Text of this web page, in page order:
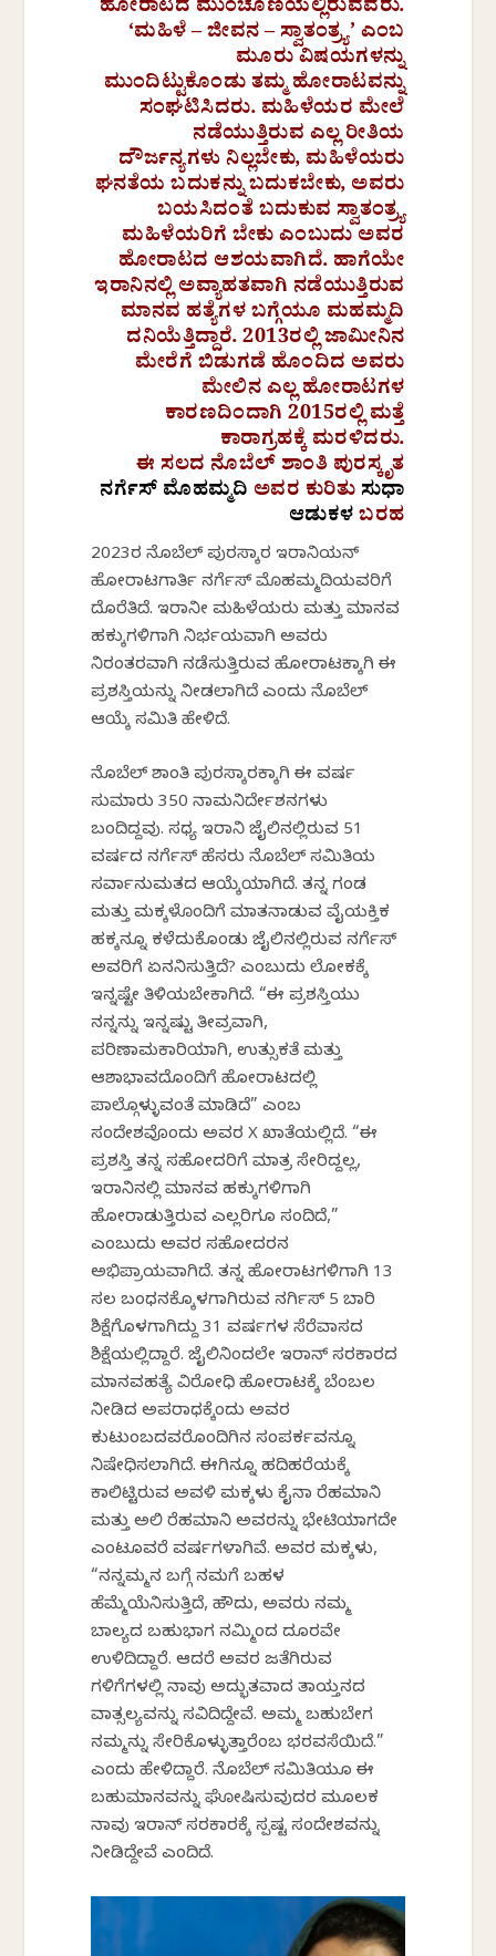
ಹೋರಾಟದ ಮುಂಚೂಣಿಯಲ್ಲಿರುವವರು.
‘ಮಹಿಳೆ – ಜೀವನ – ಸ್ವಾತಂತ್ರ್ಯ’ ಎಂಬ
ಮೂರು ವಿಷಯಗಳನ್ನು
ಮುಂದಿಟ್ಟುಕೊಂಡು ತಮ್ಮ ಹೋರಾಟವನ್ನು
ಸಂಘಟಿಸಿದರು. ಮಹಿಳೆಯರ ಮೇಲೆ
ನಡೆಯುತ್ತಿರುವ ಎಲ್ಲ ರೀತಿಯ
ದೌರ್ಜನ್ಯಗಳು ನಿಲ್ಲಬೇಕು, ಮಹಿಳೆಯರು
ಘನತೆಯ ಬದುಕನ್ನು ಬದುಕಬೇಕು, ಅವರು
ಬಯಸಿದಂತೆ ಬದುಕುವ ಸ್ವಾತಂತ್ರ್ಯ
ಮಹಿಳೆಯರಿಗೆ ಬೇಕು ಎಂಬುದು ಅವರ
ಹೋರಾಟದ ಆಶಯವಾಗಿದೆ. ಹಾಗೆಯೇ
ಇರಾನಿನಲ್ಲಿ ಅವ್ಯಾಹತವಾಗಿ ನಡೆಯುತ್ತಿರುವ
ಮಾನವ ಹತ್ಯೆಗಳ ಬಗ್ಗೆಯೂ ಮಹಮ್ಮದಿ
ದನಿಯೆತ್ತಿದ್ದಾರೆ. 2013ರಲ್ಲಿ ಜಾಮೀನಿನ
ಮೇರೆಗೆ ಬಿಡುಗಡೆ ಹೊಂದಿದ ಅವರು
ಮೇಲಿನ ಎಲ್ಲ ಹೋರಾಟಗಳ
ಕಾರಣದಿಂದಾಗಿ 2015ರಲ್ಲಿ ಮತ್ತೆ
ಕಾರಾಗ್ರಹಕ್ಕೆ ಮರಳಿದರು.
ಈ ಸಲದ ನೊಬೆಲ್‌ ಶಾಂತಿ ಪುರಸ್ಕೃತ
ನರ್ಗೆಸ್‌ ಮೊಹಮ್ಮದಿ ಅವರ ಕುರಿತುಸುಧಾ
ಆಡುಕಳಬರಹ
2023ರ ನೊಬೆಲ್ ಪುರಸ್ಕಾರ ಇರಾನಿಯನ್
ಹೋರಾಟಗಾರ್ತಿ ನರ್ಗೆಸ್ ಮೊಹಮ್ಮದಿಯವರಿಗೆ
ದೊರೆತಿದೆ. ಇರಾನೀ ಮಹಿಳೆಯರು ಮತ್ತು ಮಾನವ
ಹಕ್ಕುಗಳಿಗಾಗಿ ನಿರ್ಭಯವಾಗಿ ಅವರು
ನಿರಂತರವಾಗಿ ನಡೆಸುತ್ತಿರುವ ಹೋರಾಟಕ್ಕಾಗಿ ಈ
ಪ್ರಶಸ್ತಿಯನ್ನು ನೀಡಲಾಗಿದೆ ಎಂದು ನೊಬೆಲ್
ಆಯ್ಕೆ ಸಮಿತಿ ಹೇಳಿದೆ.
ನೊಬೆಲ್ ಶಾಂತಿ ಪುರಸ್ಕಾರಕ್ಕಾಗಿ ಈ ವರ್ಷ
ಸುಮಾರು 350 ನಾಮನಿರ್ದೇಶನಗಳು
ಬಂದಿದ್ದವು. ಸಧ್ಯ ಇರಾನಿ ಜೈಲಿನಲ್ಲಿರುವ 51
ವರ್ಷದ ನರ್ಗೆಸ್ ಹೆಸರು ನೊಬೆಲ್ ಸಮಿತಿಯ
ಸರ್ವಾನುಮತದ ಆಯ್ಕೆಯಾಗಿದೆ. ತನ್ನ ಗಂಡ
ಮತ್ತು ಮಕ್ಕಳೊಂದಿಗೆ ಮಾತನಾಡುವ ವೈಯಕ್ತಿಕ
ಹಕ್ಕನ್ನೂ ಕಳೆದುಕೊಂಡು ಜೈಲಿನಲ್ಲಿರುವ ನರ್ಗೆಸ್
ಅವರಿಗೆ ಏನನಿಸುತ್ತಿದೆ? ಎಂಬುದು ಲೋಕಕ್ಕೆ
ಇನ್ನಷ್ಟೇ ತಿಳಿಯಬೇಕಾಗಿದೆ. “ಈ ಪ್ರಶಸ್ತಿಯು
ನನ್ನನ್ನು ಇನ್ನಷ್ಟು ತೀವ್ರವಾಗಿ,
ಪರಿಣಾಮಕಾರಿಯಾಗಿ, ಉತ್ಸುಕತೆ ಮತ್ತು
ಆಶಾಭಾವದೊಂದಿಗೆ ಹೋರಾಟದಲ್ಲಿ
ಪಾಲ್ಗೊಳ್ಳುವಂತೆ ಮಾಡಿದೆ” ಎಂಬ
ಸಂದೇಶವೊಂದು ಅವರ X ಖಾತೆಯಲ್ಲಿದೆ. “ಈ
ಪ್ರಶಸ್ತಿ ತನ್ನ ಸಹೋದರಿಗೆ ಮಾತ್ರ ಸೇರಿದ್ದಲ್ಲ,
ಇರಾನಿನಲ್ಲಿ ಮಾನವ ಹಕ್ಕುಗಳಿಗಾಗಿ
ಹೋರಾಡುತ್ತಿರುವ ಎಲ್ಲರಿಗೂ ಸಂದಿದೆ,”
ಎಂಬುದು ಅವರ ಸಹೋದರನ
ಅಭಿಪ್ರಾಯವಾಗಿದೆ. ತನ್ನ ಹೋರಾಟಗಳಿಗಾಗಿ 13
ಸಲ ಬಂಧನಕ್ಕೊಳಗಾಗಿರುವ ನರ್ಗಿಸ್ 5 ಬಾರಿ
ಶಿಕ್ಷೆಗೊಳಗಾಗಿದ್ದು 31 ವರ್ಷಗಳ ಸೆರೆವಾಸದ
ಶಿಕ್ಷೆಯಲ್ಲಿದ್ದಾರೆ. ಜೈಲಿನಿಂದಲೇ ಇರಾನ್ ಸರಕಾರದ
ಮಾನವಹತ್ಯೆ ವಿರೋಧಿ ಹೋರಾಟಕ್ಕೆ ಬೆಂಬಲ
ನೀಡಿದ ಅಪರಾಧಕ್ಕೆಂದು ಅವರ
ಕುಟುಂಬದವರೊಂದಿಗಿನ ಸಂಪರ್ಕವನ್ನೂ
ನಿಷೇಧಿಸಲಾಗಿದೆ. ಈಗಿನ್ನೂ ಹದಿಹರೆಯಕ್ಕೆ
ಕಾಲಿಟ್ಟಿರುವ ಅವಳಿ ಮಕ್ಕಳು ಕೈನಾ ರೆಹಮಾನಿ
ಮತ್ತು ಅಲಿ ರೆಹಮಾನಿ ಅವರನ್ನು ಭೇಟಿಯಾಗದೇ
ಎಂಟೂವರೆ ವರ್ಷಗಳಾಗಿವೆ. ಅವರ ಮಕ್ಕಳು,
“ನನ್ನಮ್ಮನ ಬಗ್ಗೆ ನಮಗೆ ಬಹಳ
ಹೆಮ್ಮೆಯೆನಿಸುತ್ತಿದೆ, ಹೌದು, ಅವರು ನಮ್ಮ
ಬಾಲ್ಯದ ಬಹುಭಾಗ ನಮ್ಮಿಂದ ದೂರವೇ
ಉಳಿದಿದ್ದಾರೆ. ಆದರೆ ಅವರ ಜತೆಗಿರುವ
ಗಳಿಗೆಗಳಲ್ಲಿ ನಾವು ಅದ್ಭುತವಾದ ತಾಯ್ತನದ
ವಾತ್ಸಲ್ಯವನ್ನು ಸವಿದಿದ್ದೇವೆ. ಅಮ್ಮ ಬಹುಬೇಗ
ನಮ್ಮನ್ನು ಸೇರಿಕೊಳ್ಳುತ್ತಾರೆಂಬ ಭರವಸೆಯಿದೆ.”
ಎಂದು ಹೇಳಿದ್ದಾರೆ. ನೊಬೆಲ್ ಸಮಿತಿಯೂ ಈ
ಬಹುಮಾನವನ್ನು ಘೋಷಿಸುವುದರ ಮೂಲಕ
ನಾವು ಇರಾನ್ ಸರಕಾರಕ್ಕೆ ಸ್ಪಷ್ಟ ಸಂದೇಶವನ್ನು
ನೀಡಿದ್ದೇವೆ ಎಂದಿದೆ.